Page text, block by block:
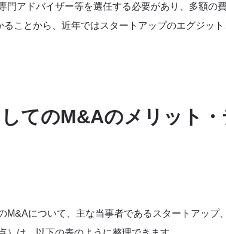
門アドバイザー等を選任する必要があり、多額の
ことから、近年ではスタートアップのエグジッ
てのM&Aのメリット・
M&Aについて、主な当事者であるスタートアップ